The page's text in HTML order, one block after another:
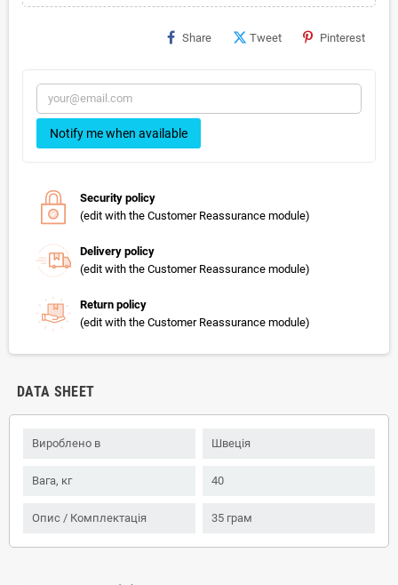
Share Tweet Pinterest
Notify me when available
Security policy
(edit with the Customer Reassurance module)
Delivery policy
(edit with the Customer Reassurance module)
Return policy
(edit with the Customer Reassurance module)
DATA SHEET
Вироблено в Швеція
Вага, кг 40
Опис / Комплектація 35 грам